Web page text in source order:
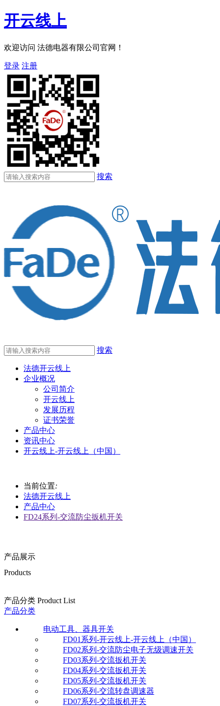
开云线上
欢迎访问 法德电器有限公司官网！
登录 注册
搜索
搜索
法德开云线上
企业概况
公司简介
开云线上
发展历程
证书荣誉
产品中心
资讯中心
开云线上-开云线上（中国）
当前位置:
法德开云线上
产品中心
FD24系列-交流防尘扳机开关
产品展示
Products
产品分类 Product List
产品分类
电动工具、器具开关
FD01系列-开云线上-开云线上（中国）
FD02系列-交流防尘电子无级调速开关
FD03系列-交流扳机开关
FD04系列-交流扳机开关
FD05系列-交流扳机开关
FD06系列-交流转盘调速器
FD07系列-交流扳机开关